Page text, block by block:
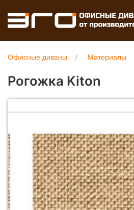
Офисные диваны Материалы
Рогожка Kiton